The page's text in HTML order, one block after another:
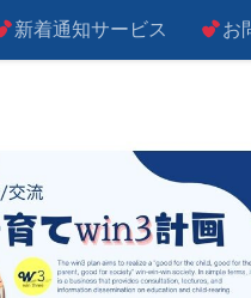
新着通知サービス お